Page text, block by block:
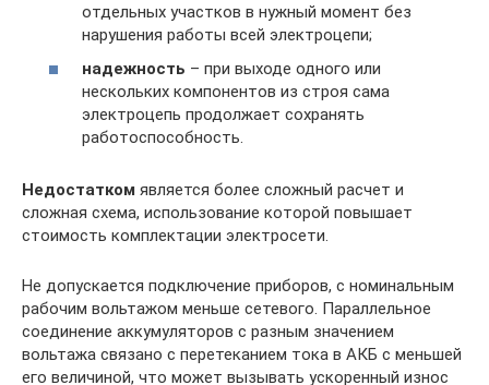
отдельных участков в нужный момент без
нарушения работы всей электроцепи;
надежность – при выходе одного или
нескольких компонентов из строя сама
электроцепь продолжает сохранять
работоспособность.
Недостатком является более сложный расчет и
сложная схема, использование которой повышает
стоимость комплектации электросети.
Не допускается подключение приборов, с номинальным
рабочим вольтажом меньше сетевого. Параллельное
соединение аккумуляторов с разным значением
вольтажа связано с перетеканием тока в АКБ с меньшей
его величиной, что может вызывать ускоренный износ